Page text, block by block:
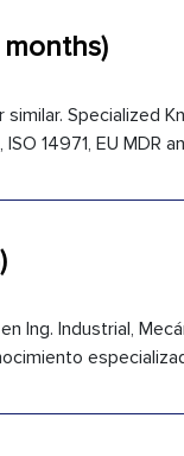
months)
Specialized
14971, EU MDR
Ing. Industrial,